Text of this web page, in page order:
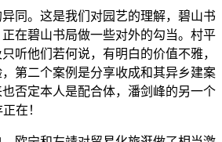
。这是我们对园艺的理解，碧山书
在碧山书局做一些对外的勾当。村平
听他们若何说，有明白的价值不雅，
第二个案例是分享收成和其异乡建案
否定本人是配合体，潘剑峰的另一个
在！